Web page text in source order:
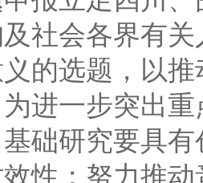
社会各界有
的选题，以
进一步突出
础研究要具
性；努力推